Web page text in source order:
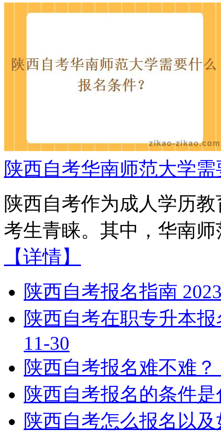
陕西自考华南师范大学
陕西自考作为成人学历
考生青睐。其中，华南
【详情】
陕西自考报名指南
陕西自考在职专升本
11-30
陕西自考报名难不难？
陕西自考报名的条件
陕西自考怎么报名以